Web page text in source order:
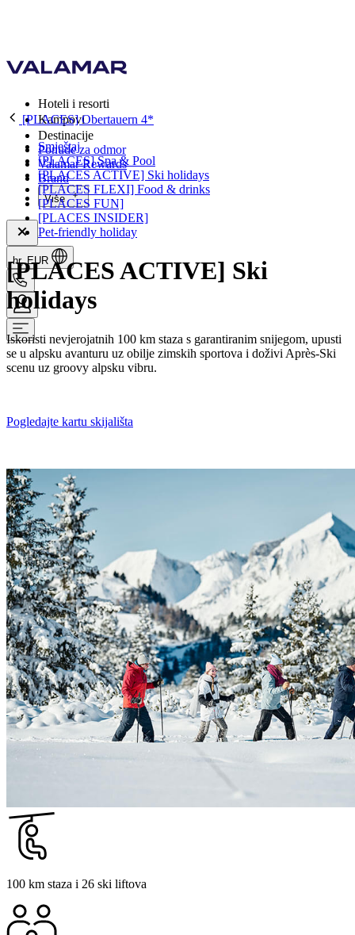
Hoteli i resorti
Kampovi
Destinacije
Ponude za odmor
Valamar Rewards
Brand
Više
hr, EUR
[PLACES] Obertauern 4*
Smještaj
[PLACES] Spa & Pool
[PLACES ACTIVE] Ski holidays
[PLACES FLEXI] Food & drinks
[PLACES FUN]
[PLACES INSIDER]
Pet-friendly holiday
[PLACES ACTIVE] Ski
holidays
Iskoristi nevjerojatnih 100 km staza s garantiranim snijegom, upusti
se u alpsku avanturu uz obilje zimskih sportova i doživi Après-Ski
scenu uz groovy alpsku vibru.
Pogledajte kartu skijališta
100 km staza i 26 ski liftova